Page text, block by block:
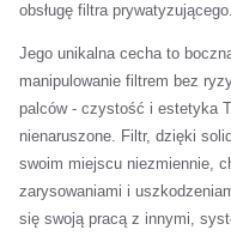
obsługę filtra prywatyzującego.
Jego unikalna cecha to
manipulowanie filtrem bez
palców - czystość i estetyka
nienaruszone. Filtr, dzięki
swoim miejscu niezmiennie,
zarysowaniami i
się swoją pracą z innymi,